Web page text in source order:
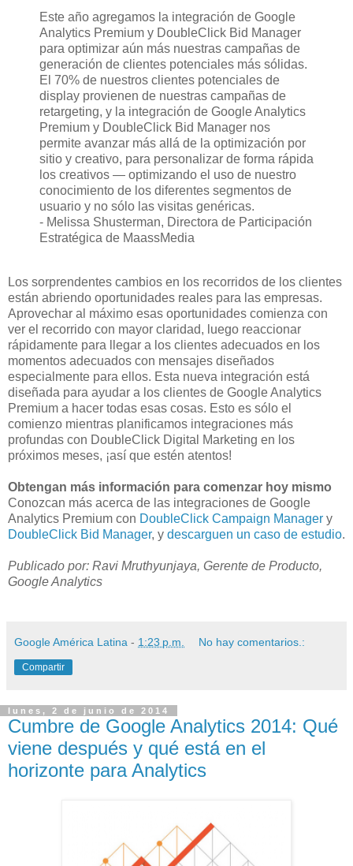
Este año agregamos la integración de Google
Analytics Premium y DoubleClick Bid Manager
para optimizar aún más nuestras campañas de
generación de clientes potenciales más sólidas.
El 70% de nuestros clientes potenciales de
display provienen de nuestras campañas de
retargeting, y la integración de Google Analytics
Premium y DoubleClick Bid Manager nos
permite avanzar más allá de la optimización por
sitio y creativo, para personalizar de forma rápida
los creativos — optimizando el uso de nuestro
conocimiento de los diferentes segmentos de
usuario y no sólo las visitas genéricas.
- Melissa Shusterman, Directora de Participación
Estratégica de MaassMedia
Los sorprendentes cambios en los recorridos de los clientes
están abriendo oportunidades reales para las empresas.
Aprovechar al máximo esas oportunidades comienza con
ver el recorrido con mayor claridad, luego reaccionar
rápidamente para llegar a los clientes adecuados en los
momentos adecuados con mensajes diseñados
especialmente para ellos. Esta nueva integración está
diseñada para ayudar a los clientes de Google Analytics
Premium a hacer todas esas cosas. Esto es sólo el
comienzo mientras planificamos integraciones más
profundas con DoubleClick Digital Marketing en los
próximos meses, ¡así que estén atentos!
Obtengan más información para comenzar hoy mismo
Conozcan más acerca de las integraciones de Google
Analytics Premium con DoubleClick Campaign Manager y
DoubleClick Bid Manager, y descarguen un caso de estudio.
Publicado por: Ravi Mruthyunjaya, Gerente de Producto,
Google Analytics
Google América Latina - 1:23 p.m. No hay comentarios.:
Compartir
lunes, 2 de junio de 2014
Cumbre de Google Analytics 2014: Qué
viene después y qué está en el
horizonte para Analytics